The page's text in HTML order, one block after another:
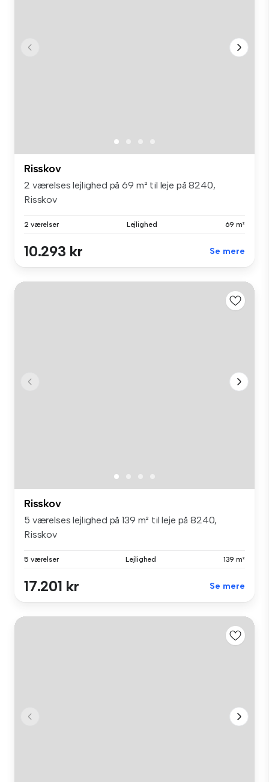
Risskov
2 værelses lejlighed på 69 m² til leje på 8240,
Risskov
2 værelser Lejlighed 69 m²
10.293 kr Se mere
Risskov
5 værelses lejlighed på 139 m² til leje på 8240,
Risskov
5 værelser Lejlighed 139 m²
17.201 kr Se mere